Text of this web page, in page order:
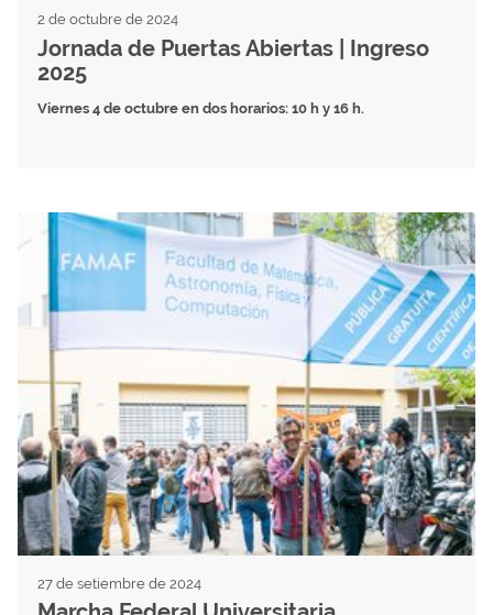
2 de octubre de 2024
Jornada de Puertas Abiertas | Ingreso
2025
Viernes 4 de octubre en dos horarios: 10 h y 16 h.
27 de setiembre de 2024